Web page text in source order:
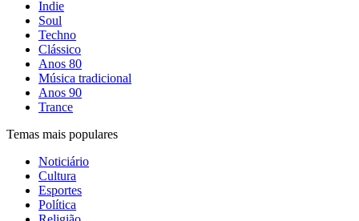
Indie
Soul
Techno
Clássico
Anos 80
Música tradicional
Anos 90
Trance
Temas mais populares
Noticiário
Cultura
Esportes
Política